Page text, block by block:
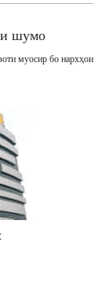
шумо
муосир бо нархҳои